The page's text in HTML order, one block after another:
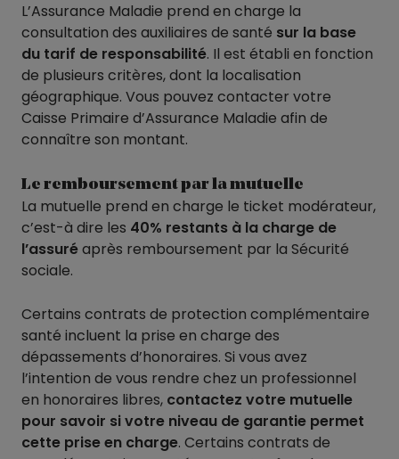
L’Assurance Maladie prend en charge la
consultation des auxiliaires de santé sur la base
du tarif de responsabilité. Il est établi en fonction
de plusieurs critères, dont la localisation
géographique. Vous pouvez contacter votre
Caisse Primaire d’Assurance Maladie afin de
connaître son montant.
Le remboursement par la mutuelle
La mutuelle prend en charge le ticket modérateur,
c’est-à dire les 40% restants à la charge de
l’assuréaprès remboursement par la Sécurité
sociale.
Certains contrats de protection complémentaire
santé incluent la prise en charge des
dépassements d’honoraires. Si vous avez
l’intention de vous rendre chez un professionnel
en honoraires libres, contactez votre mutuelle
pour savoir si votre niveau de garantie permet
cette prise en charge. Certains contrats de